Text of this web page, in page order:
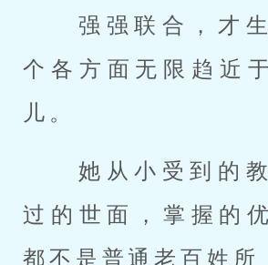
个各方面无限趋近
儿。
过的世面，掌握的
都不是普通老百姓所